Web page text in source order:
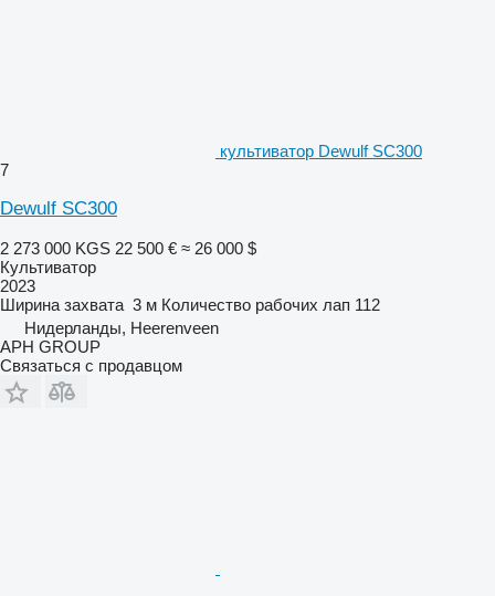
культиватор Dewulf SC300
7
Dewulf SC300
2 273 000 KGS 22 500 € ≈ 26 000 $
Культиватор
2023
Ширина захвата 3 м Количество рабочих лап 112
Нидерланды, Heerenveen
APH GROUP
Связаться с продавцом